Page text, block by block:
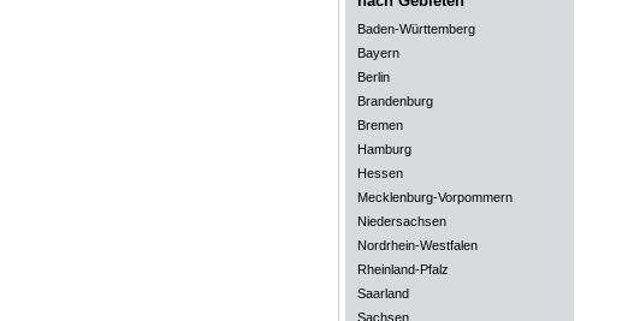
Baden-Württemberg
Bayern
Berlin
Brandenburg
Bremen
Hamburg
Hessen
Mecklenburg-Vorpommern
Niedersachsen
Nordrhein-Westfalen
Rheinland-Pfalz
Saarland
Sachsen